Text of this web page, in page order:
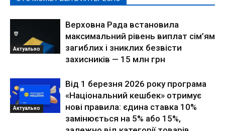
Актуально
Верховна Рада встановила
максимальний рівень виплат сім’ям
загиблих і зниклих безвісти
захисників — 15 млн грн
Актуально
Від 1 березня 2026 року програма
«Національний кешбек» отримує
нові правила: єдина ставка 10%
замінюється на 5% або 15%,